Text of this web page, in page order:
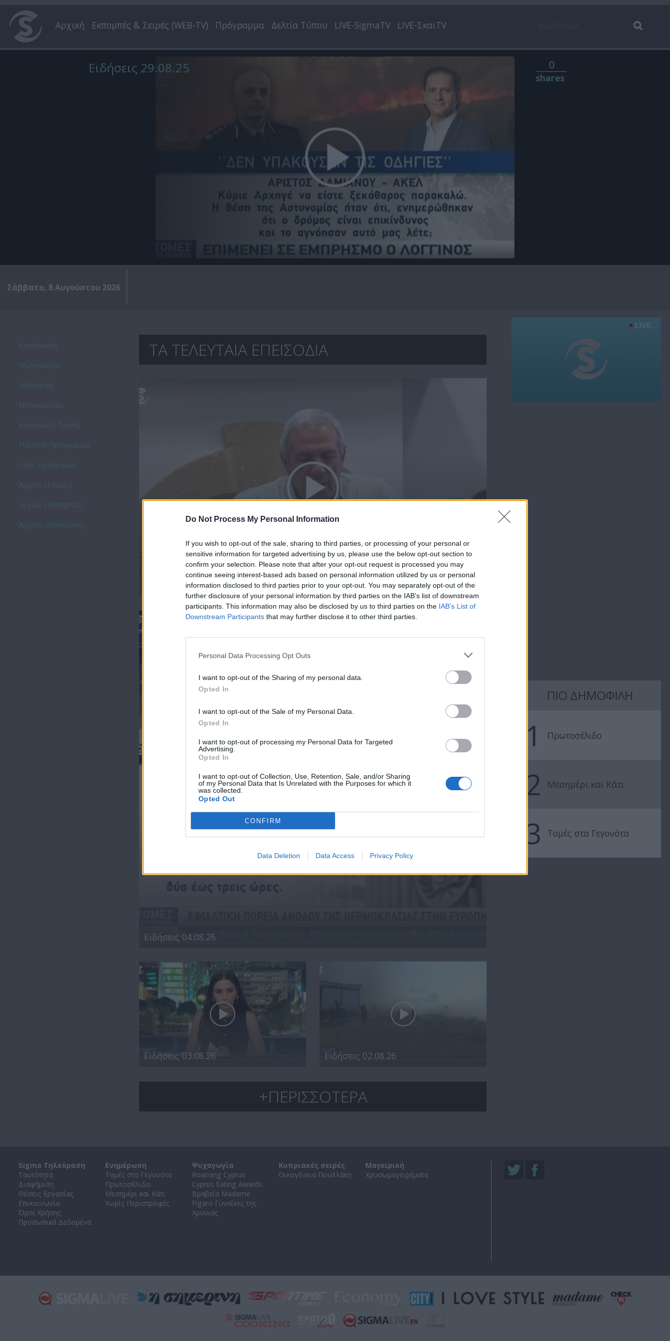
Do Not Process My Personal Information
If you wish to opt-out of the sale, sharing to third parties, or processing of your personal or
sensitive information for targeted advertising by us, please use the below opt-out section to
confirm your selection. Please note that after your opt-out request is processed you may
continue seeing interest-based ads based on personal information utilized by us or personal
information disclosed to third parties prior to your opt-out. You may separately opt-out of the
further disclosure of your personal information by third parties on the IAB’s list of downstream
participants. This information may also be disclosed by us to third parties on the IAB’s List of
Downstream Participants that may further disclose it to other third parties.
Personal Data Processing Opt Outs
I want to opt-out of the Sharing of my personal data.
Opted In
I want to opt-out of the Sale of my Personal Data.
Opted In
I want to opt-out of processing my Personal Data for Targeted
Advertising.
Opted In
I want to opt-out of Collection, Use, Retention, Sale, and/or Sharing
of my Personal Data that Is Unrelated with the Purposes for which it
was collected.
Opted Out
CONFIRM
Data Deletion Data Access Privacy Policy
Αρχική Εκπομπές & Σειρές (WEB-TV) Πρόγραμμα Δελτία Τύπου LIVE-SigmaTV LIVE-ΣκαιTV
Ειδήσεις 29.08.25 0
shares
Σάββατο, 8 Αυγούστου 2026
ΤΑ ΤΕΛΕΥΤΑΙΑ ΕΠΕΙΣΟΔΙΑ
Ειδήσεις 07.08.26
Ειδήσεις 04.08.26
Ειδήσεις 03.08.26 Ειδήσεις 02.08.26
+ΠΕΡΙΣΣΟΤΕΡΑ
ΠΙΟ ΔΗΜΟΦΙΛΗ
1 Πρωτοσέλιδο
2 Μεσημέρι και Κάτι
3 Τομές στα Γεγονότα
Sigma Τηλεόραση
Ταυτότητα
Διαφήμιση
Θέσεις Εργασίας
Επικοινωνία
Όροι Χρήσης
Προσωπικά Δεδομένα
Ενημέρωση
Τομές στα Γεγονότα
Πρωτοσέλιδο
Μεσημέρι και Κάτι
Χωρίς Περιστροφές
Ψυχαγωγία
Roaming Cyprus
Cyprus Eating Awards
Βραβεία Madame
Figaro Γυναίκες της
Χρονιάς
Κυπριακές σειρές
Οικογένεια Πουλλάκη
Μαγειρική
Χρυσωμαγειρέματα